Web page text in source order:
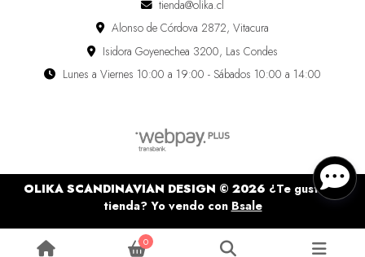
tienda@olika.cl
Alonso de Córdova 2872, Vitacura
Isidora Goyenechea 3200, Las Condes
Lunes a Viernes 10:00 a 19:00 - Sábados 10:00 a 14:00
OLIKA SCANDINAVIAN DESIGN © 2026 ¿Te gusta mi
tienda? Yo vendo con Bsale
0